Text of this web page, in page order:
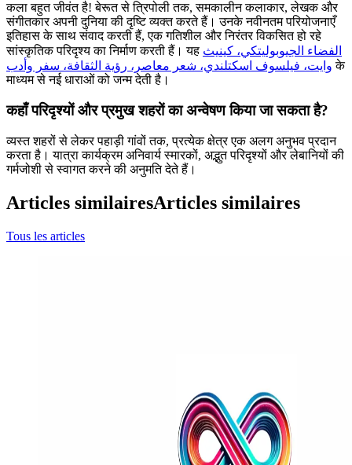
कला बहुत जीवंत है! बेरूत से त्रिपोली तक, समकालीन कलाकार, लेखक और
संगीतकार अपनी दुनिया की दृष्टि व्यक्त करते हैं। उनके नवीनतम परियोजनाएँ
इतिहास के साथ संवाद करती हैं, एक गतिशील और निरंतर विकसित हो रहे
सांस्कृतिक परिदृश्य का निर्माण करती हैं। यह الفضاء الجيوبوليتكي، كينيث
وايت، فيلسوف اسكتلندي، شعر معاصر، رؤية الثقافة، سفر وأدب के
माध्यम से नई धाराओं को जन्म देती है।
कहाँ परिदृश्यों और प्रमुख शहरों का अन्वेषण किया जा सकता है?
व्यस्त शहरों से लेकर पहाड़ी गांवों तक, प्रत्येक क्षेत्र एक अलग अनुभव प्रदान
करता है। यात्रा कार्यक्रम अनिवार्य स्मारकों, अद्भुत परिदृश्यों और लेबानियों की
गर्मजोशी से स्वागत करने की अनुमति देते हैं।
Articles similairesArticles similaires
Tous les articles